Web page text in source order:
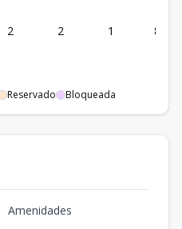
2 2 1 80
Reservado Bloqueada
Amenidades